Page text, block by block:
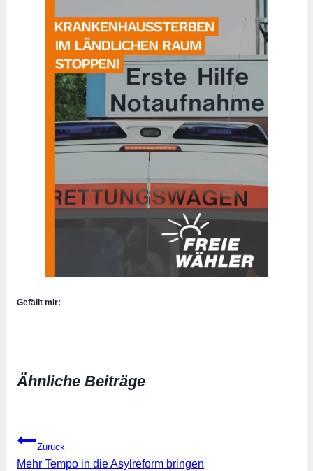
Gefällt mir:
Ähnliche Beiträge
Beitragsnavigation
Zurück
Mehr Tempo in die Asylreform bringen